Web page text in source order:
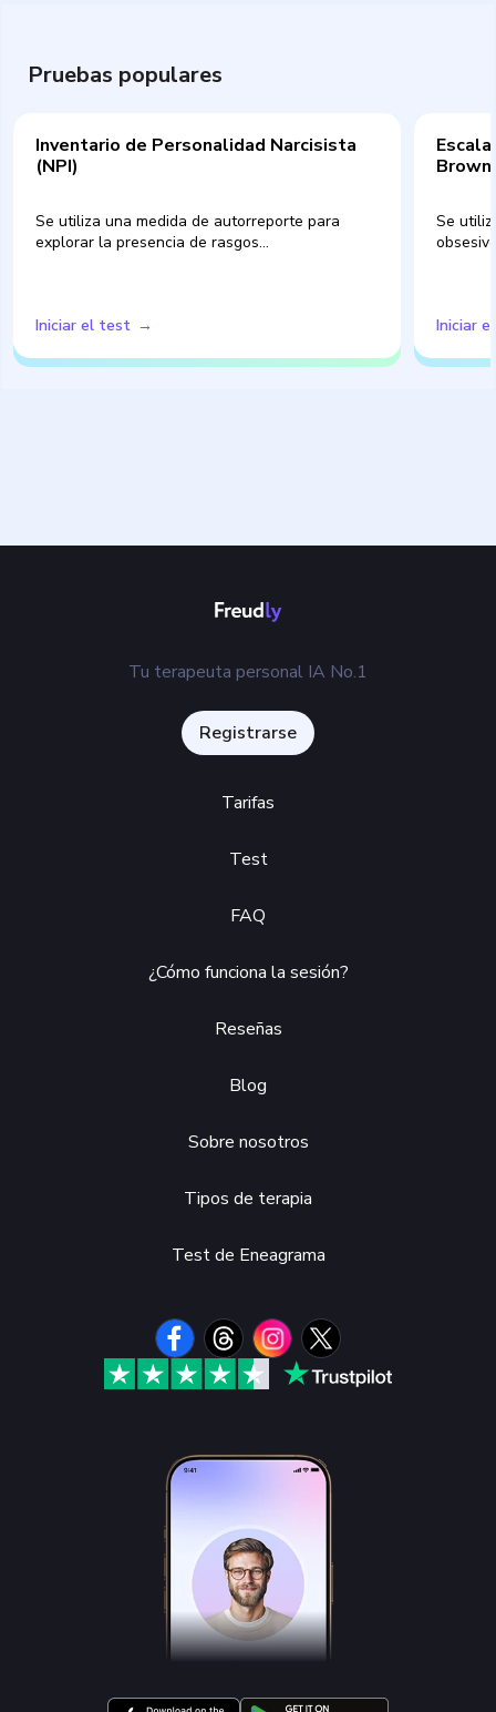
Pruebas populares
Inventario de Personalidad Narcisista
(NPI)
Se utiliza una medida de autorreporte para
explorar la presencia de rasgos…
Iniciar el test
Brown
Se
Iniciar
Tu terapeuta personal IA No.1
Registrarse
Tarifas
Test
FAQ
¿Cómo funciona la sesión?
Reseñas
Blog
Sobre nosotros
Tipos de terapia
Test de Eneagrama